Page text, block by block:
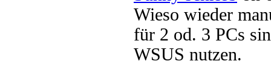
Wieso wieder
für 2 od. 3 PCs
WSUS nutzen.